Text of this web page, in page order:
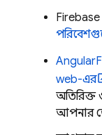
Firebase
web-এর
অতিরিক্ত
আপনার